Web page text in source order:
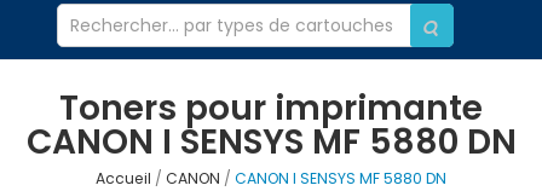
Toners pour imprimante
CANON I SENSYS MF 5880 DN
Accueil CANON CANON I SENSYS MF 5880 DN